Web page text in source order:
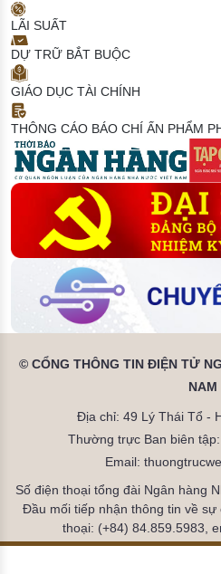
LÃI SUẤT
DỰ TRỮ BẮT BUỘC
GIÁO DỤC TÀI CHÍNH
THÔNG CÁO BÁO CHÍ ẤN PHẨM
© CỔNG THÔNG TIN ĐIỆN TỬ
NAM
Địa chỉ: 49 Lý Thái Tổ -
Thường trực Ban biên
Email:
Số điện thoại tổng đài Ngân hàng
Đầu mối tiếp nhận thông tin về sự
thoại: (+84) 84.859.5983,